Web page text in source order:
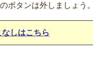
ボタンは外しましょう。
しはこちら